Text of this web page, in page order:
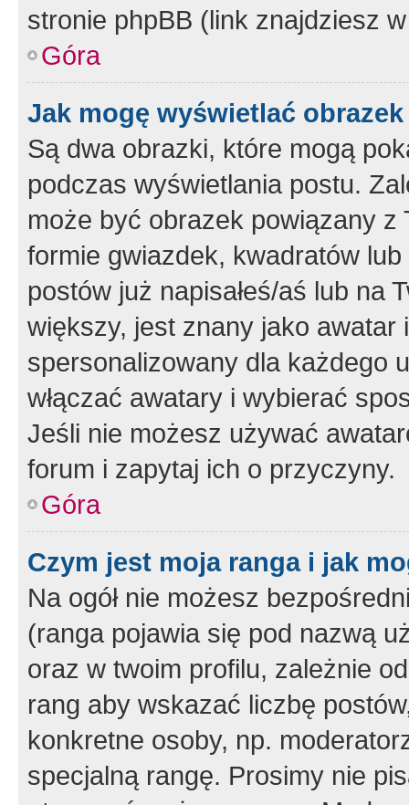
stronie phpBB (link znajdziesz
Góra
Jak mogę wyświetlać
Są dwa obrazki, które mogą
podczas wyświetlania postu.
może być obrazek powiązany z
formie gwiazdek, kwadratów
postów już napisałeś/aś lub na
większy, jest znany jako
spersonalizowany dla każdego
włączać awatary i wybierać
Jeśli nie możesz używać
forum i zapytaj ich o przyczyny.
Góra
Czym jest moja ranga i jak
Na ogół nie możesz
(ranga pojawia się pod nazwą
oraz w twoim profilu, zależnie
rang aby wskazać liczbę
konkretne osoby, np.
specjalną rangę. Prosimy nie